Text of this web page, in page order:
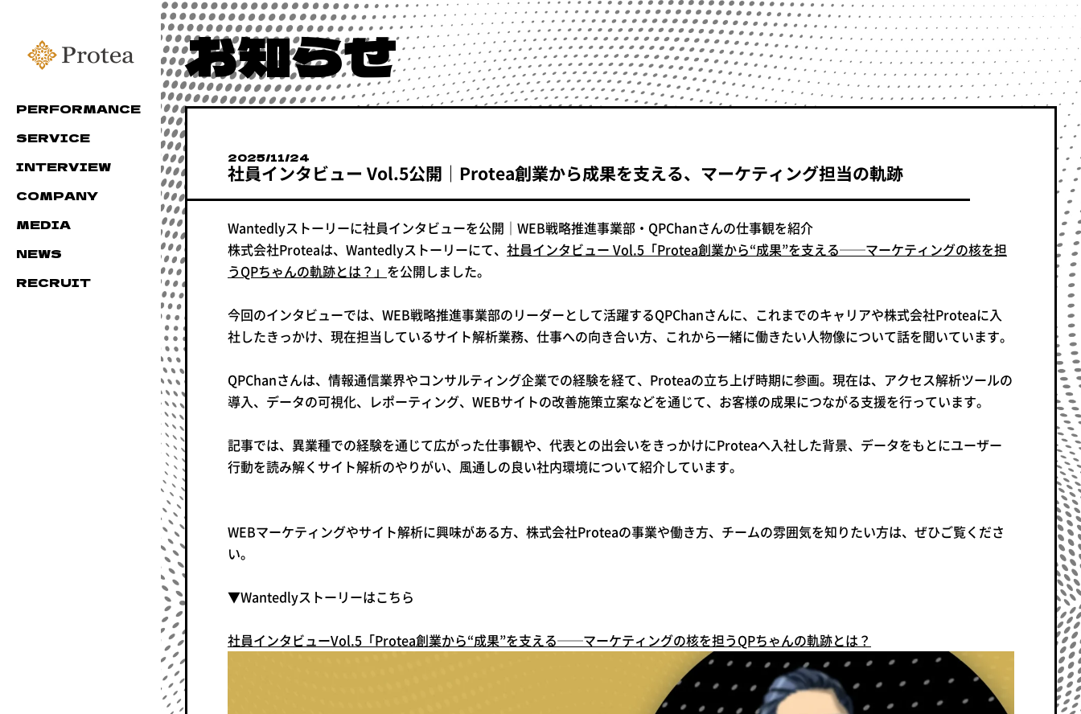
お知らせ
2025/11/24
社員インタビュー Vol.5公開｜Protea創業から成果を支える、マーケティング担当の軌跡
Wantedlyストーリーに社員インタビューを公開｜WEB戦略推進事業部・QPChanさんの仕事観を紹介
株式会社Proteaは、Wantedlyストーリーにて、 社員インタビュー Vol.5「Protea創業から“成果”を支える──マーケティングの核を担
うQPちゃんの軌跡とは？」 を公開しました。
今回のインタビューでは、WEB戦略推進事業部のリーダーとして活躍するQPChanさんに、これまでのキャリアや株式会社Proteaに入
社したきっかけ、現在担当しているサイト解析業務、仕事への向き合い方、これから一緒に働きたい人物像について話を聞いています。
QPChanさんは、情報通信業界やコンサルティング企業での経験を経て、Proteaの立ち上げ時期に参画。現在は、アクセス解析ツールの
導入、データの可視化、レポーティング、WEBサイトの改善施策立案などを通じて、お客様の成果につながる支援を行っています。
記事では、異業種での経験を通じて広がった仕事観や、代表との出会いをきっかけにProteaへ入社した背景、データをもとにユーザー
行動を読み解くサイト解析のやりがい、風通しの良い社内環境について紹介しています。
WEBマーケティングやサイト解析に興味がある方、株式会社Proteaの事業や働き方、チームの雰囲気を知りたい方は、ぜひご覧くださ
い。
▼Wantedlyストーリーはこちら
社員インタビューVol.5「Protea創業から“成果”を支える──マーケティングの核を担うQPちゃんの軌跡とは？